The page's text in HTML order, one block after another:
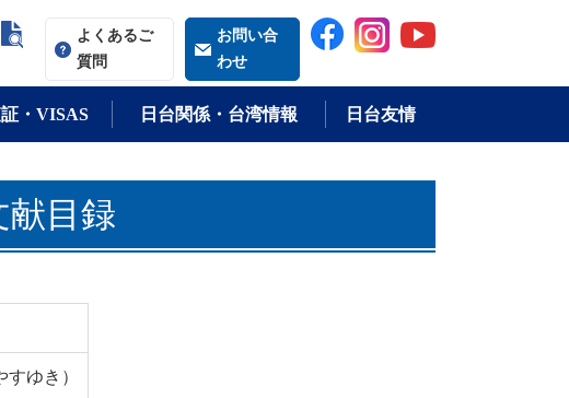
よく検索される語
よくあるご
質問
お問い合
わせ
・VISAS 日台関係・台湾情報 日台友情
目録
ゆき）